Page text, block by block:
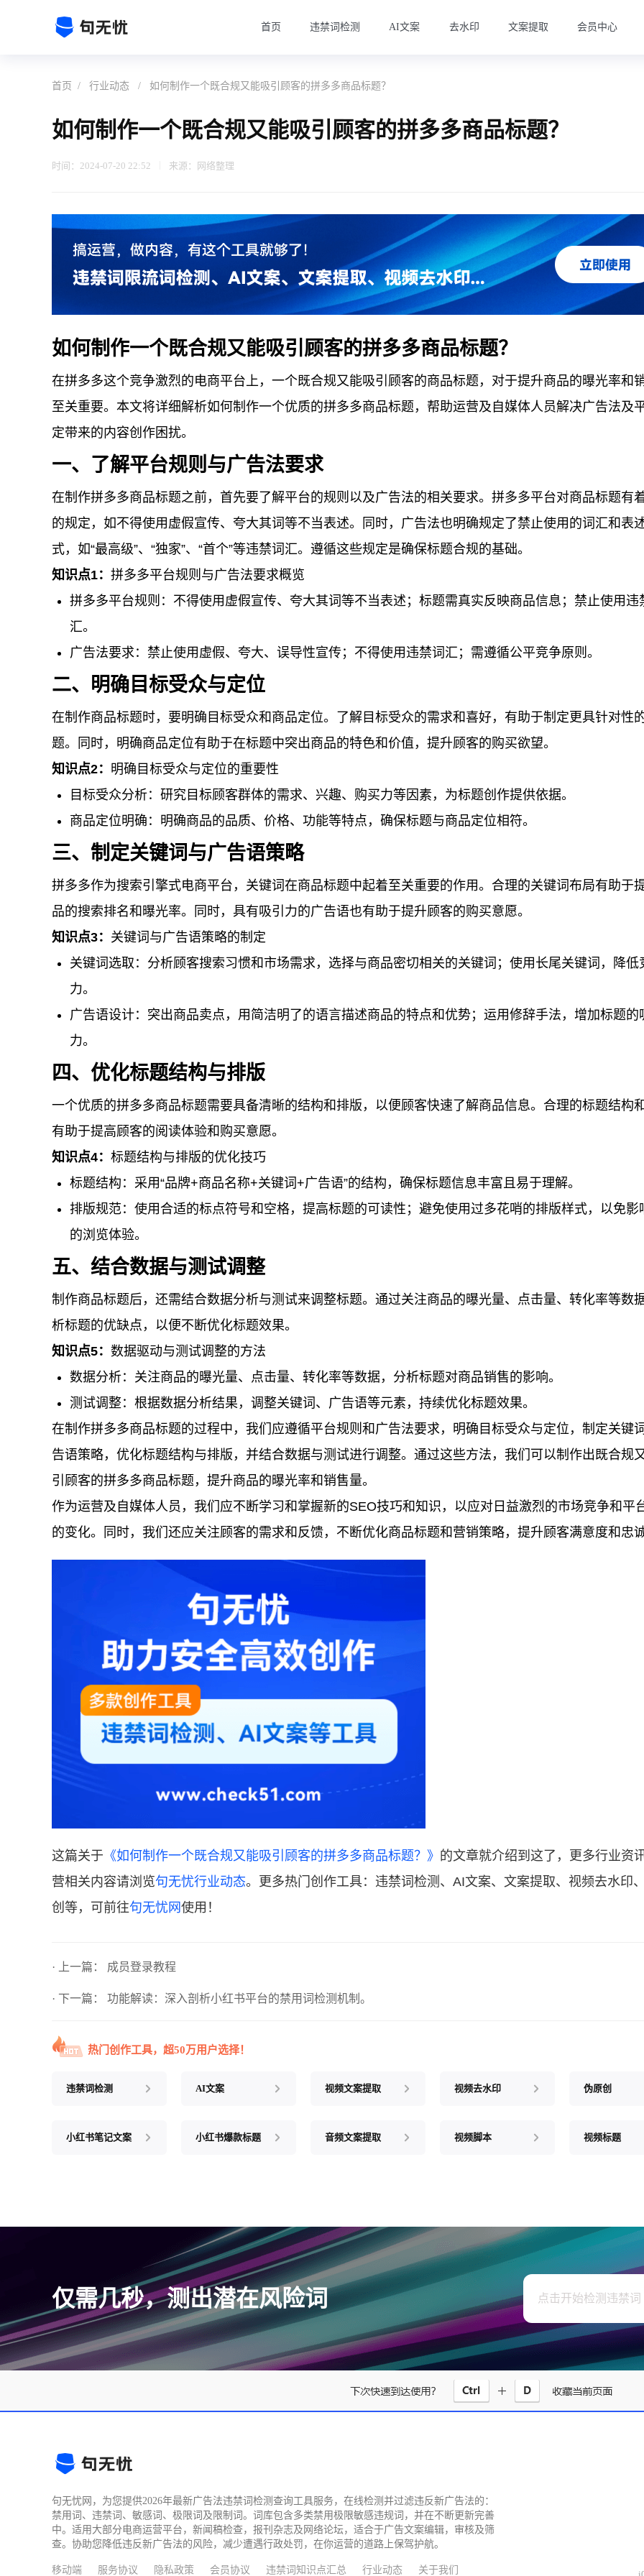
首页 违禁词检测 AI文案 去水印 文案提取 会员中心
首页 / 行业动态 / 如何制作一个既合规又能吸引顾客的拼多多商品标题？
如何制作一个既合规又能吸引顾客的拼多多商品标题？
时间：2024-07-20 22:52 来源：网络整理
如何制作一个既合规又能吸引顾客的拼多多商品标题？
在拼多多这个竞争激烈的电商平台上，一个既合规又能吸引顾客的商品标题，对于提升商品的曝光率和
至关重要。本文将详细解析如何制作一个优质的拼多多商品标题，帮助运营及自媒体人员解决广告法及
定带来的内容创作困扰。
一、了解平台规则与广告法要求
在制作拼多多商品标题之前，首先要了解平台的规则以及广告法的相关要求。拼多多平台对商品标题有
的规定，如不得使用虚假宣传、夸大其词等不当表述。同时，广告法也明确规定了禁止使用的词汇和表
式，如“最高级”、“独家”、“首个”等违禁词汇。遵循这些规定是确保标题合规的基础。
知识点1： 拼多多平台规则与广告法要求概览
拼多多平台规则：不得使用虚假宣传、夸大其词等不当表述；标题需真实反映商品信息；禁止使用违
汇。
广告法要求：禁止使用虚假、夸大、误导性宣传；不得使用违禁词汇；需遵循公平竞争原则。
二、明确目标受众与定位
在制作商品标题时，要明确目标受众和商品定位。了解目标受众的需求和喜好，有助于制定更具针对性
题。同时，明确商品定位有助于在标题中突出商品的特色和价值，提升顾客的购买欲望。
知识点2： 明确目标受众与定位的重要性
目标受众分析：研究目标顾客群体的需求、兴趣、购买力等因素，为标题创作提供依据。
商品定位明确：明确商品的品质、价格、功能等特点，确保标题与商品定位相符。
三、制定关键词与广告语策略
拼多多作为搜索引擎式电商平台，关键词在商品标题中起着至关重要的作用。合理的关键词布局有助于
品的搜索排名和曝光率。同时，具有吸引力的广告语也有助于提升顾客的购买意愿。
知识点3： 关键词与广告语策略的制定
关键词选取：分析顾客搜索习惯和市场需求，选择与商品密切相关的关键词；使用长尾关键词，降低
力。
广告语设计：突出商品卖点，用简洁明了的语言描述商品的特点和优势；运用修辞手法，增加标题的
力。
四、优化标题结构与排版
一个优质的拼多多商品标题需要具备清晰的结构和排版，以便顾客快速了解商品信息。合理的标题结构
有助于提高顾客的阅读体验和购买意愿。
知识点4： 标题结构与排版的优化技巧
标题结构：采用“品牌+商品名称+关键词+广告语”的结构，确保标题信息丰富且易于理解。
排版规范：使用合适的标点符号和空格，提高标题的可读性；避免使用过多花哨的排版样式，以免影
的浏览体验。
五、结合数据与测试调整
制作商品标题后，还需结合数据分析与测试来调整标题。通过关注商品的曝光量、点击量、转化率等数
析标题的优缺点，以便不断优化标题效果。
知识点5： 数据驱动与测试调整的方法
数据分析：关注商品的曝光量、点击量、转化率等数据，分析标题对商品销售的影响。
测试调整：根据数据分析结果，调整关键词、广告语等元素，持续优化标题效果。
在制作拼多多商品标题的过程中，我们应遵循平台规则和广告法要求，明确目标受众与定位，制定关键
告语策略，优化标题结构与排版，并结合数据与测试进行调整。通过这些方法，我们可以制作出既合规
引顾客的拼多多商品标题，提升商品的曝光率和销售量。
作为运营及自媒体人员，我们应不断学习和掌握新的SEO技巧和知识，以应对日益激烈的市场竞争和平
的变化。同时，我们还应关注顾客的需求和反馈，不断优化商品标题和营销策略，提升顾客满意度和忠诚
这篇关于 《如何制作一个既合规又能吸引顾客的拼多多商品标题？》 的文章就介绍到这了，更多行业资
营相关内容请浏览句无忧行业动态。更多热门创作工具：违禁词检测、AI文案、文案提取、视频去水印
创等，可前往句无忧网使用！
· 上一篇： 成员登录教程
· 下一篇： 功能解读：深入剖析小红书平台的禁用词检测机制。
热门创作工具，超50万用户选择！
违禁词检测 AI文案 视频文案提取 视频去水印 伪原创
小红书笔记文案 小红书爆款标题 音频文案提取 视频脚本 视频标题
仅需几秒，测出潜在风险词 点击开始检测违禁词
句无忧网，为您提供2026年最新广告法违禁词检测查询工具服务，在线检测并过滤违反新广告法的：
禁用词、违禁词、敏感词、极限词及限制词。词库包含多类禁用极限敏感违规词，并在不断更新完善
中。适用大部分电商运营平台，新闻稿检查，报刊杂志及网络论坛，适合于广告文案编辑，审核及筛
查。协助您降低违反新广告法的风险，减少遭遇行政处罚，在你运营的道路上保驾护航。
移动端 服务协议 隐私政策 会员协议 违禁词知识点汇总 行业动态 关于我们